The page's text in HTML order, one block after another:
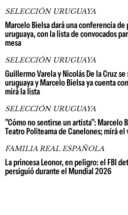
SELECCIÓN URUGUAYA
Marcelo Bielsa dará una conferencia
uruguaya, con la lista de convocados
mesa
SELECCIÓN URUGUAYA
Guillermo Varela y Nicolás De la Cruz
uruguaya y Marcelo Bielsa ya cuenta
mirá la lista
SELECCIÓN URUGUAYA
"Cómo no sentirse un artista": Marcelo
Teatro Politeama de Canelones; mirá el
FAMILIA REAL ESPAÑOLA
La princesa Leonor, en peligro: el FBI
persiguió durante el Mundial 2026